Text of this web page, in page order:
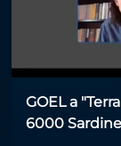
GOEL a
6000 Sardine